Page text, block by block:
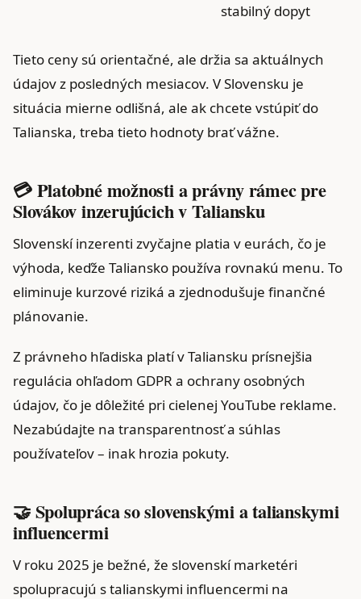
stabilný dopyt
Tieto ceny sú orientačné, ale držia sa aktuálnych
údajov z posledných mesiacov. V Slovensku je
situácia mierne odlišná, ale ak chcete vstúpiť do
Talianska, treba tieto hodnoty brať vážne.
💳 Platobné možnosti a právny rámec pre
Slovákov inzerujúcich v Taliansku
Slovenskí inzerenti zvyčajne platia v eurách, čo je
výhoda, keďže Taliansko používa rovnakú menu. To
eliminuje kurzové riziká a zjednodušuje finančné
plánovanie.
Z právneho hľadiska platí v Taliansku prísnejšia
regulácia ohľadom GDPR a ochrany osobných
údajov, čo je dôležité pri cielenej YouTube reklame.
Nezabúdajte na transparentnosť a súhlas
používateľov – inak hrozia pokuty.
🤝 Spolupráca so slovenskými a talianskymi
influencermi
V roku 2025 je bežné, že slovenskí marketéri
spolupracujú s talianskymi influencermi na